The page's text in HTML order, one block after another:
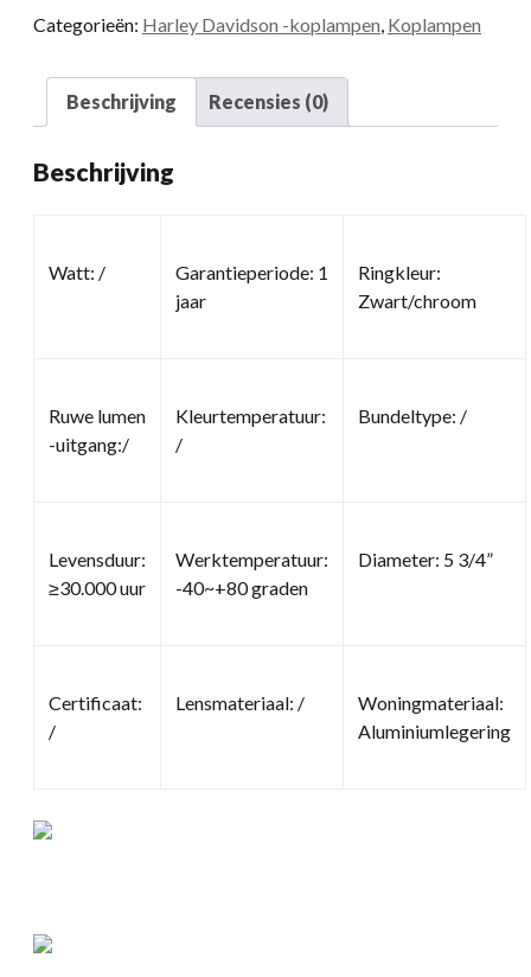
Categorieën: Harley Davidson -koplampen Koplampen
Beschrijving Recensies (0)
Beschrijving
Watt: /
Garantieperiode: 1
jaar
Ringkleur:
Zwart/chroom
Ruwe lumen
-uitgang:/
Kleurtemperatuur:
/
Bundeltype: /
Levensduur:
≥30.000 uur
Werktemperatuur:
-40~+80 graden
Diameter: 5 3/4”
Certificaat:
/
Lensmateriaal: /
Woningmateriaal:
Aluminiumlegering